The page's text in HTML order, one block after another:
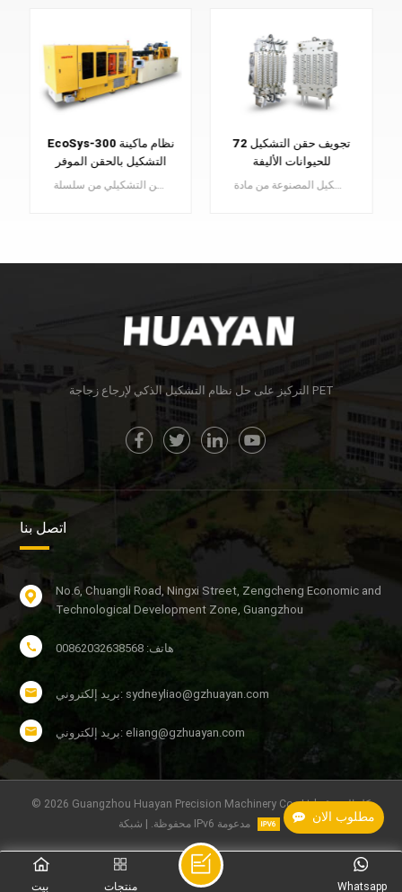
مطلوب الان
72 تجويف حقن التشكيل
للحيوانات الأليفة
اكتشف قوالب التشكيل المصنوعة من مادة PET بدقة ، وهي ضرورية لصناعة الزجاجات البلاستيكية عالية الجودة. ارفع مستوى إنتاجك باستخدام قوالبنا المتميزة.
Epioneer-500PET
نظام آلة التشكيل بالحقن
الكهربائية المتطورة
يتعلم أكثر
التركيز على حل نظام التشكيل الذكي لإرجاع زجاجة PET
اتصل بنا
No.6, Chuangli Road, Ningxi Street, Zengcheng Economic and
Technological Development Zone, Guangzhou
هاتف: 00862032638568
بريد إلكتروني: sydneyliao@gzhuayan.com
بريد إلكتروني: eliang@gzhuayan.com
© 2026 Guangzhou Huayan Precision Machinery Co., Ltd. كل الحقوق
محفوظة. | شبكة IPv6 مدعومة
بيت منتجات Whatsapp